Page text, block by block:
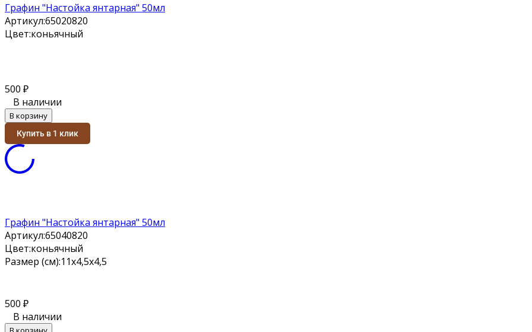
Графин "Настойка янтарная" 50мл
Артикул:65020820
Цвет:коньячный
500 ₽
В наличии
В корзину
Купить в 1 клик
Графин "Настойка янтарная" 50мл
Артикул:65040820
Цвет:коньячный
Размер (см):11х4,5х4,5
500 ₽
В наличии